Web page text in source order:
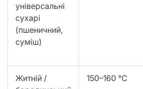
універсальні
сухарі
(пшеничний,
суміш)
Житній /
150–160 °C